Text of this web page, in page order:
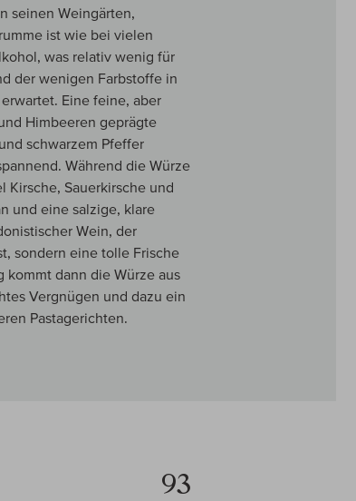
seinen Weingärten,
ist wie bei vielen
was relativ wenig für
der wenigen Farbstoffe in
Eine feine, aber
Himbeeren geprägte
schwarzem Pfeffer
Während die Würze
Kirsche, Sauerkirsche und
und eine salzige, klare
Wein, der
sondern eine tolle Frische
kommt dann die Würze aus
Vergnügen und dazu ein
Pastagerichten.
93